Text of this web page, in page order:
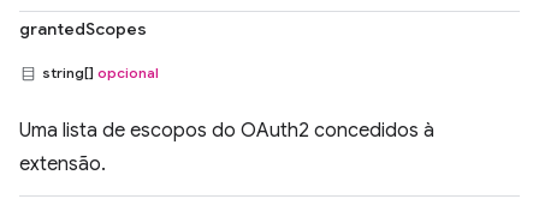
grantedScopes
string[] opcional
Uma lista de escopos do OAuth2 concedidos à
extensão.